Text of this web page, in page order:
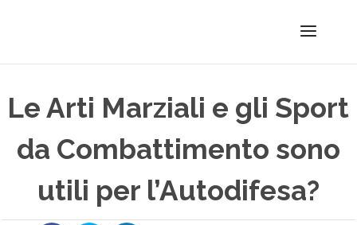
Le Arti Marziali e gli Sport
da Combattimento sono
utili per l’Autodifesa?